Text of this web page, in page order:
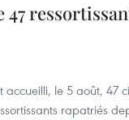
le 5 août, 47
rapatriés